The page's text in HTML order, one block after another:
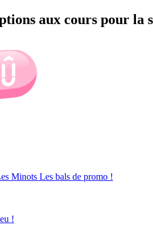
aux cours pour la
Minots Les bals de promo !
!